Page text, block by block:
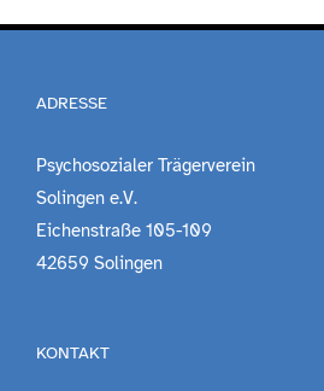
ADRESSE
Psychosozialer Trägerverein
Solingen e.V.
Eichenstraße 105-109
42659 Solingen
KONTAKT